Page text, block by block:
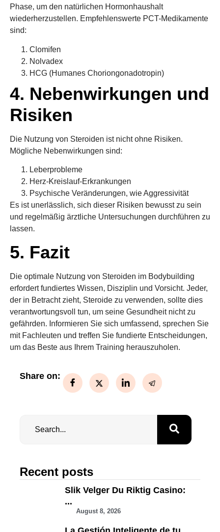
Phase, um den natürlichen Hormonhaushalt
wiederherzustellen. Empfehlenswerte PCT-Medikamente
sind:
Clomifen
Nolvadex
HCG (Humanes Choriongonadotropin)
4. Nebenwirkungen und
Risiken
Die Nutzung von Steroiden ist nicht ohne Risiken.
Mögliche Nebenwirkungen sind:
Leberprobleme
Herz-Kreislauf-Erkrankungen
Psychische Veränderungen, wie Aggressivität
Es ist unerlässlich, sich dieser Risiken bewusst zu sein
und regelmäßig ärztliche Untersuchungen durchführen zu
lassen.
5. Fazit
Die optimale Nutzung von Steroiden im Bodybuilding
erfordert fundiertes Wissen, Disziplin und Vorsicht. Jeder,
der in Betracht zieht, Steroide zu verwenden, sollte dies
verantwortungsvoll tun, um seine Gesundheit nicht zu
gefährden. Informieren Sie sich umfassend, sprechen Sie
mit Fachleuten und treffen Sie fundierte Entscheidungen,
um das Beste aus Ihrem Training herauszuholen.
Share on:
Recent posts
Slik Velger Du Riktig Casino:
...
August 8, 2026